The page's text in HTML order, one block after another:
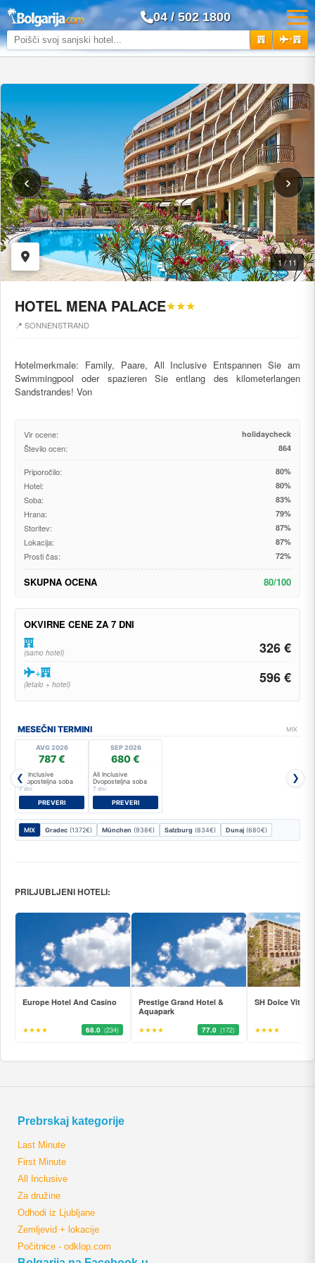
04 / 502 1800
+
‹ ›
1 / 11
HOTEL MENA PALACE★★★
📍 SONNENSTRAND
Hotelmerkmale: Family, Paare, All Inclusive Entspannen Sie am
Swimmingpool oder spazieren Sie entlang des kilometerlangen
Sandstrandes! Von
Vir ocene: holidaycheck
Število ocen: 864
Priporočilo: 80%
Hotel: 80%
Soba: 83%
Hrana: 79%
Storitev: 87%
Lokacija: 87%
Prosti čas: 72%
SKUPNA OCENA 80/100
OKVIRNE CENE ZA 7 DNI
(samo hotel) 326 €
+
(letalo + hotel) 596 €
MESEČNI TERMINI MIX
❮
AVG 2026
787 €
All Inclusive
Dvoposteljna soba
7 dni
PREVERI
SEP 2026
680 €
All Inclusive
Dvoposteljna soba
7 dni
PREVERI
❯
MIX Gradec (1372€) München (938€) Salzburg (834€) Dunaj (680€)
PRILJUBLJENI HOTELI:
Europe Hotel And Casino
★★★★ 68.0 (234)
Prestige Grand Hotel &
Aquapark
★★★★ 77.0 (172)
SH Dolce Vita
★★★★
Prebrskaj kategorije
Last Minute
First Minute
All Inclusive
Za družine
Odhodi iz Ljubljane
Zemljevid + lokacije
Počitnice - odklop.com